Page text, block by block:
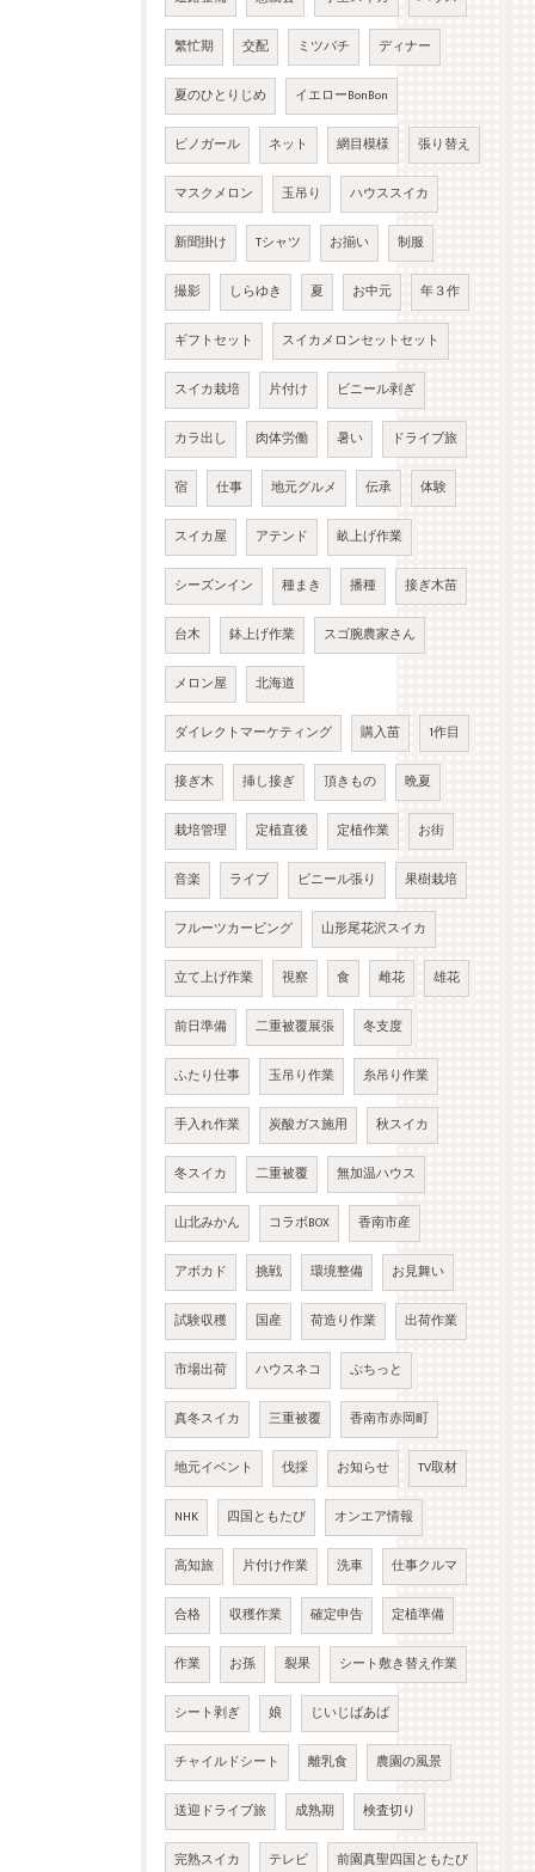
繁忙期 交配 ミツバチ ディナー
夏のひとりじめ イエローBonBon
ピノガール ネット 網目模様 張り替え
マスクメロン 玉吊り ハウススイカ
新聞掛け Tシャツ お揃い 制服
撮影 しらゆき 夏 お中元 年３作
ギフトセット スイカメロンセットセット
スイカ栽培 片付け ビニール剥ぎ
カラ出し 肉体労働 暑い ドライブ旅
宿 仕事 地元グルメ 伝承 体験
スイカ屋 アテンド 畝上げ作業
シーズンイン 種まき 播種 接ぎ木苗
台木 鉢上げ作業 スゴ腕農家さん
メロン屋 北海道
ダイレクトマーケティング 購入苗 1作目
接ぎ木 挿し接ぎ 頂きもの 晩夏
栽培管理 定植直後 定植作業 お街
音楽 ライブ ビニール張り 果樹栽培
フルーツカービング 山形尾花沢スイカ
立て上げ作業 視察 食 雌花 雄花
前日準備 二重被覆展張 冬支度
ふたり仕事 玉吊り作業 糸吊り作業
手入れ作業 炭酸ガス施用 秋スイカ
冬スイカ 二重被覆 無加温ハウス
山北みかん コラボBOX 香南市産
アボカド 挑戦 環境整備 お見舞い
試験収穫 国産 荷造り作業 出荷作業
市場出荷 ハウスネコ ぷちっと
真冬スイカ 三重被覆 香南市赤岡町
地元イベント 伐採 お知らせ TV取材
NHK 四国ともたび オンエア情報
高知旅 片付け作業 洗車 仕事クルマ
合格 収穫作業 確定申告 定植準備
作業 お孫 裂果 シート敷き替え作業
シート剥ぎ 娘 じいじばあば
チャイルドシート 離乳食 農園の風景
送迎ドライブ旅 成熟期 検査切り
完熟スイカ テレビ 前園真聖四国ともたび